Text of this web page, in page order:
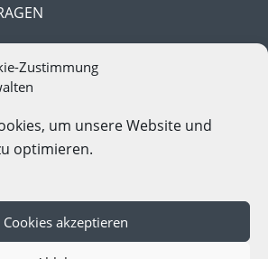
Zustimmung
um unsere Website und
optimieren.
Cookies akzeptieren
Gruppenreise-Portal.com
All Rights Reserved |Impressum|